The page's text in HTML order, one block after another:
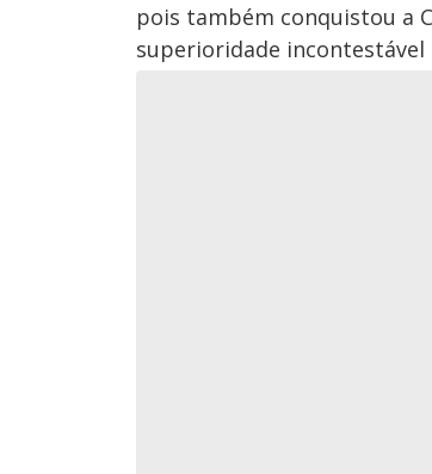
pois também conquistou a
superioridade incontestável